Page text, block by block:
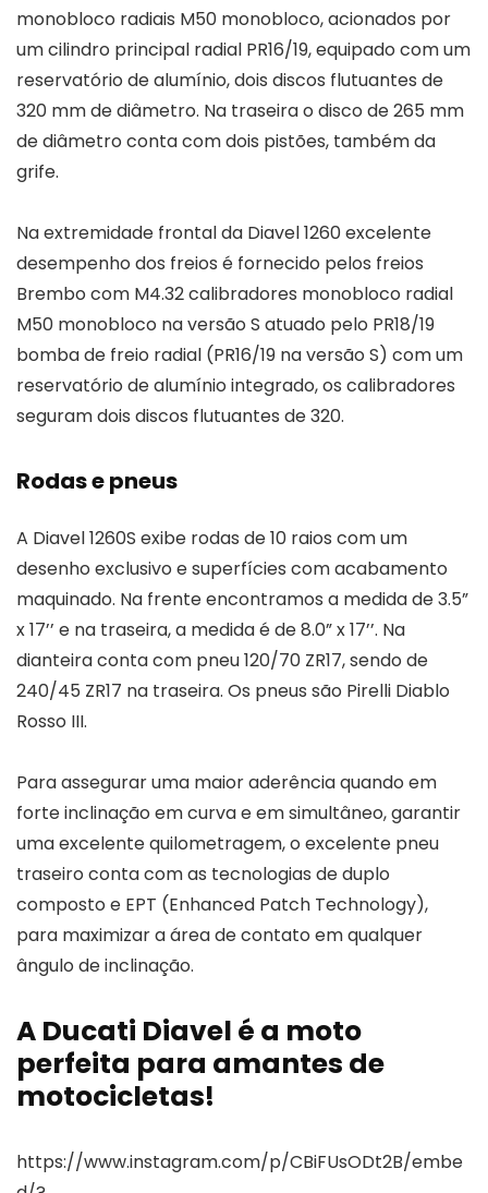
monobloco radiais M50 monobloco, acionados por
um cilindro principal radial PR16/19, equipado com um
reservatório de alumínio, dois discos flutuantes de
320 mm de diâmetro. Na traseira o disco de 265 mm
de diâmetro conta com dois pistões, também da
grife.
Na extremidade frontal da Diavel 1260 excelente
desempenho dos freios é fornecido pelos freios
Brembo com M4.32 calibradores monobloco radial
M50 monobloco na versão S atuado pelo PR18/19
bomba de freio radial (PR16/19 na versão S) com um
reservatório de alumínio integrado, os calibradores
seguram dois discos flutuantes de 320.
Rodas e pneus
A Diavel 1260S exibe rodas de 10 raios com um
desenho exclusivo e superfícies com acabamento
maquinado. Na frente encontramos a medida de 3.5”
x 17’’ e na traseira, a medida é de 8.0” x 17’’. Na
dianteira conta com pneu 120/70 ZR17, sendo de
240/45 ZR17 na traseira. Os pneus são Pirelli Diablo
Rosso III.
Para assegurar uma maior aderência quando em
forte inclinação em curva e em simultâneo, garantir
uma excelente quilometragem, o excelente pneu
traseiro conta com as tecnologias de duplo
composto e EPT (Enhanced Patch Technology),
para maximizar a área de contato em qualquer
ângulo de inclinação.
A Ducati Diavel é a moto
perfeita para amantes de
motocicletas!
https://www.instagram.com/p/CBiFUsODt2B/embe